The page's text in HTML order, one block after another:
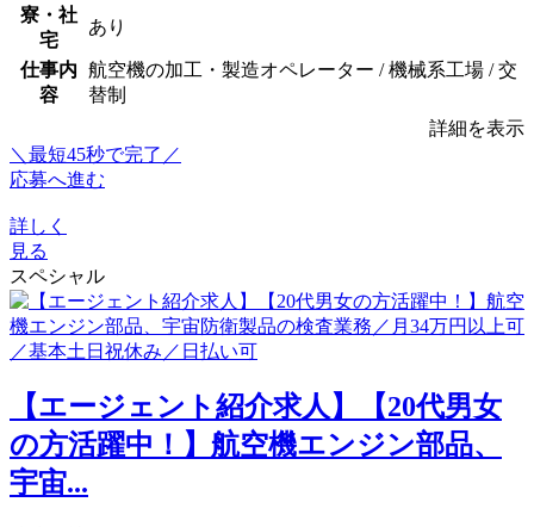
寮・社
宅
あり
仕事内
容
航空機の加工・製造オペレーター / 機械系工場 / 交
替制
詳細を表示
＼最短45秒で完了／
応募へ進む
詳しく
見る
スペシャル
【エージェント紹介求人】【20代男女
の方活躍中！】航空機エンジン部品、
宇宙...